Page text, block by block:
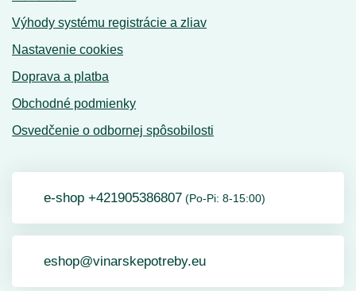
Výhody systému registrácie a zliav
Nastavenie cookies
Doprava a platba
Obchodné podmienky
Osvedčenie o odbornej spôsobilosti
e-shop +421905386807 (Po-Pi: 8-15:00)
eshop@vinarskepotreby.eu